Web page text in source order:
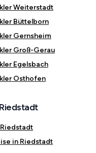
Weiterstadt
Büttelborn
Gernsheim
Groß-Gerau
Egelsbach
Osthofen
in Riedstadt